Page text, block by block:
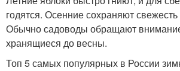
годятся. Осенние сохраняют
Обычно садоводы обращают
хранящиеся до весны.
Топ 5 самых популярных в России